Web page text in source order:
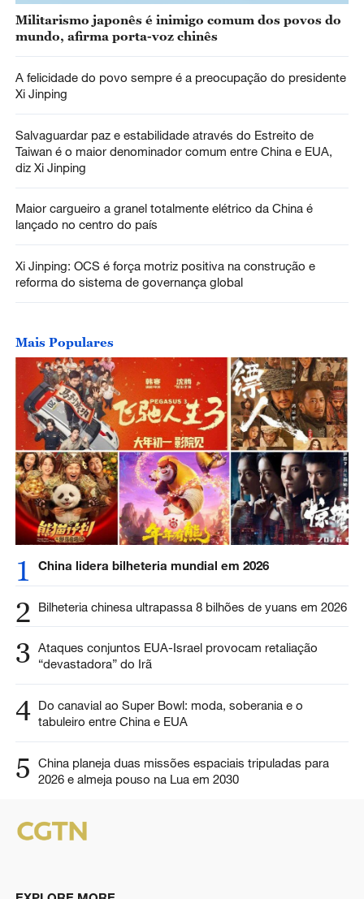
Militarismo japonês é inimigo comum dos povos do
mundo, afirma porta-voz chinês
A felicidade do povo sempre é a preocupação do presidente
Xi Jinping
Salvaguardar paz e estabilidade através do Estreito de
Taiwan é o maior denominador comum entre China e EUA,
diz Xi Jinping
Maior cargueiro a granel totalmente elétrico da China é
lançado no centro do país
Xi Jinping: OCS é força motriz positiva na construção e
reforma do sistema de governança global
Mais Populares
1 China lidera bilheteria mundial em 2026
2 Bilheteria chinesa ultrapassa 8 bilhões de yuans em 2026
3 Ataques conjuntos EUA-Israel provocam retaliação
“devastadora” do Irã
4 Do canavial ao Super Bowl: moda, soberania e o
tabuleiro entre China e EUA
5
China planeja duas missões espaciais tripuladas para
2026 e almeja pouso na Lua em 2030